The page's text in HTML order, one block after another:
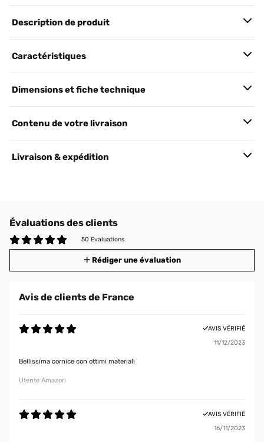
Description de produit
Caractéristiques
Dimensions et fiche technique
Contenu de votre livraison
Livraison & expédition
Évaluations des clients
50 Evaluations
Rédiger une évaluation
Avis de clients de France
AVIS VÉRIFIÉ
11/12/2023
Bellissima cornice con ottimi materiali
Utente Amazon
AVIS VÉRIFIÉ
16/11/2023